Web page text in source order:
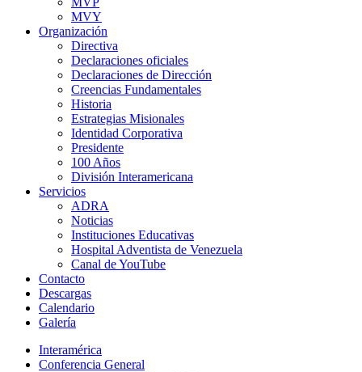
MVY
Organización
Directiva
Declaraciones oficiales
Declaraciones de Dirección
Creencias Fundamentales
Historia
Estrategias Misionales
Identidad Corporativa
Presidente
100 Años
División Interamericana
Servicios
ADRA
Noticias
Instituciones Educativas
Hospital Adventista de Venezuela
Canal de YouTube
Contacto
Descargas
Calendario
Galería
Interamérica
Conferencia General